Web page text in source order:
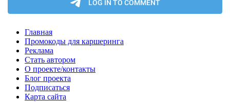
Главная
Промокоды для каршеринга
Реклама
Стать автором
О проекте/контакты
Блог проекта
Подписаться
Карта сайта